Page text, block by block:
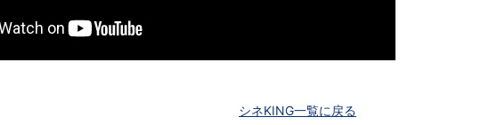
シネKING一覧に戻る